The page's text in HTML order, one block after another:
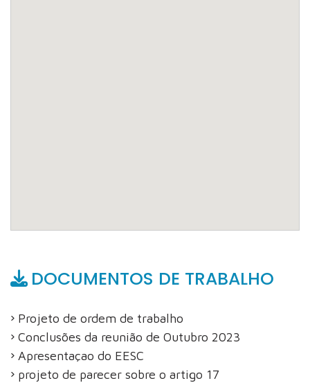
DOCUMENTOS DE TRABALHO
Projeto de ordem de trabalho
Conclusões da reunião de Outubro 2023
Apresentaçao do EESC
projeto de parecer sobre o artigo 17